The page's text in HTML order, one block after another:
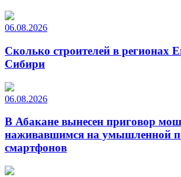
06.08.2026
Сколько строителей в регионах
Сибири
06.08.2026
В Абакане вынесен приговор
наживавшимся на умышленной
смартфонов